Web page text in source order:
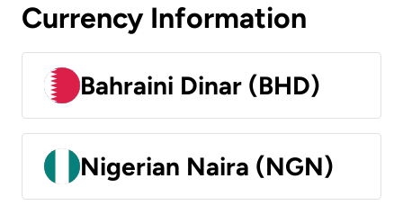
Currency Information
Bahraini Dinar (BHD)
Nigerian Naira (NGN)